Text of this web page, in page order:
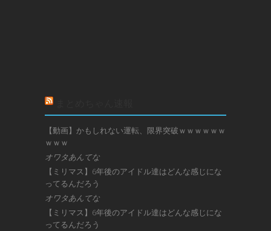
【動画】かもしれない運転、限界突破ｗｗｗｗｗｗ
ｗｗｗ
オワタあんてな
【ミリマス】6年後のアイドル達はどんな感じにな
ってるんだろう
オワタあんてな
【ミリマス】6年後のアイドル達はどんな感じにな
ってるんだろう